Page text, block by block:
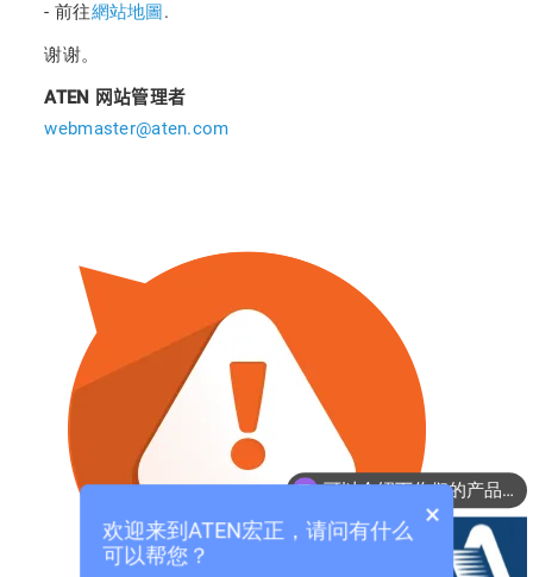
- 前往網站地圖.
谢谢。
ATEN 网站管理者
webmaster@aten.com
可以介绍下你们的产品么？
你们是怎么收费的呢？
×
欢迎来到ATEN宏正，请问有什么
可以帮您？